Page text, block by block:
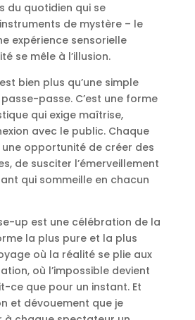
du quotidien qui se
de mystère – le
expérience sensorielle
se mêle à l’illusion.
bien plus qu’une simple
passe. C’est une forme
qui exige maîtrise,
avec le public. Chaque
opportunité de créer des
de susciter l’émerveillement
qui sommeille en chacun
up est une célébration de la
la plus pure et la plus
où la réalité se plie aux
où l’impossible devient
ce que pour un instant. Et
et dévouement que je